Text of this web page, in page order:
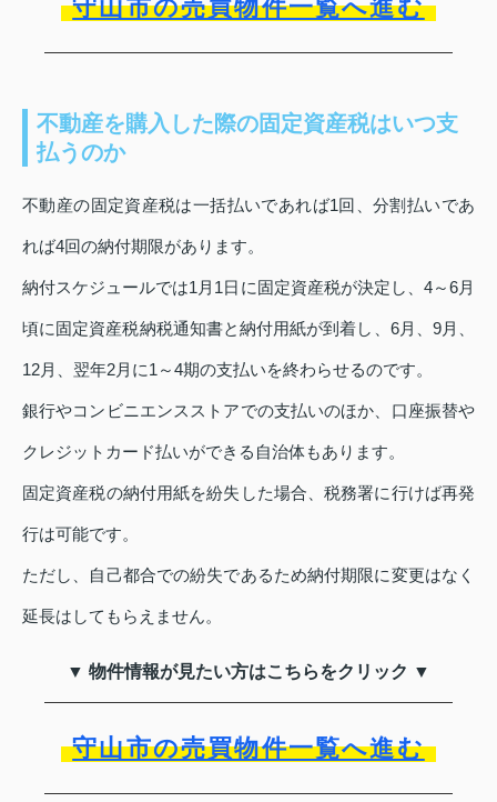
守山市の売買物件一覧へ進む
不動産を購入した際の固定資産税はいつ支
払うのか
不動産の固定資産税は一括払いであれば1回、分割払いであ
れば4回の納付期限があります。
納付スケジュールでは1月1日に固定資産税が決定し、4～6月
頃に固定資産税納税通知書と納付用紙が到着し、6月、9月、
12月、翌年2月に1～4期の支払いを終わらせるのです。
銀行やコンビニエンスストアでの支払いのほか、口座振替や
クレジットカード払いができる自治体もあります。
固定資産税の納付用紙を紛失した場合、税務署に行けば再発
行は可能です。
ただし、自己都合での紛失であるため納付期限に変更はなく
延長はしてもらえません。
▼ 物件情報が見たい方はこちらをクリック ▼
守山市の売買物件一覧へ進む